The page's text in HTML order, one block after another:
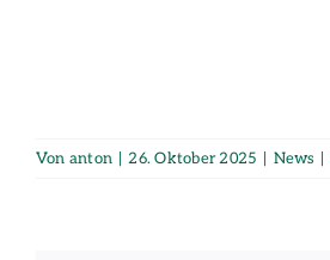
Von anton 26. Oktober 2025 News